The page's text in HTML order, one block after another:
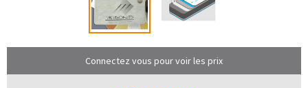
Connectez vous pour voir les prix